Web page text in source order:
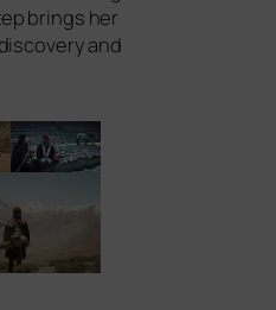
brings her
and